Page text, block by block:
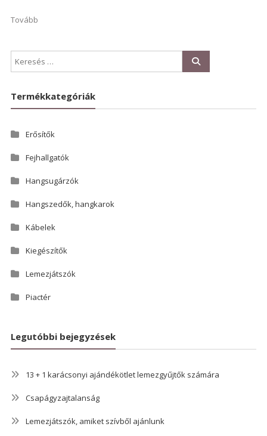
Tovább
Termékkategóriák
Erősítők
Fejhallgatók
Hangsugárzók
Hangszedők, hangkarok
Kábelek
Kiegészítők
Lemezjátszók
Piactér
Legutóbbi bejegyzések
13 + 1 karácsonyi ajándékötlet lemezgyűjtők számára
Csapágyzajtalanság
Lemezjátszók, amiket szívből ajánlunk